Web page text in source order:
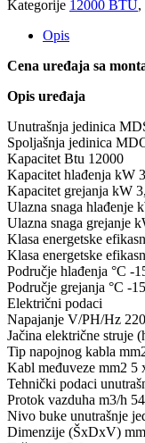
Kategorije 12000 BTU,
Opis
Cena uređaja sa
Opis uređaja
Unutrašnja jedinica
Spoljašnja jedinica
Kapacitet Btu 12000
Kapacitet hlađenja kW
Kapacitet grejanja kW
Ulazna snaga hlađenje
Ulazna snaga grejanje
Klasa energetske
Klasa energetske
Područje hlađenja °C -
Područje grejanja °C -
Električni podaci
Napajanje V/PH/Hz
Jačina električne struje
Tip napojnog kabla
Kabl međuveze mm2 5
Tehnički podaci
Protok vazduha m3/h
Nivo buke unutrašnje
Dimenzije (ŠxDxV)